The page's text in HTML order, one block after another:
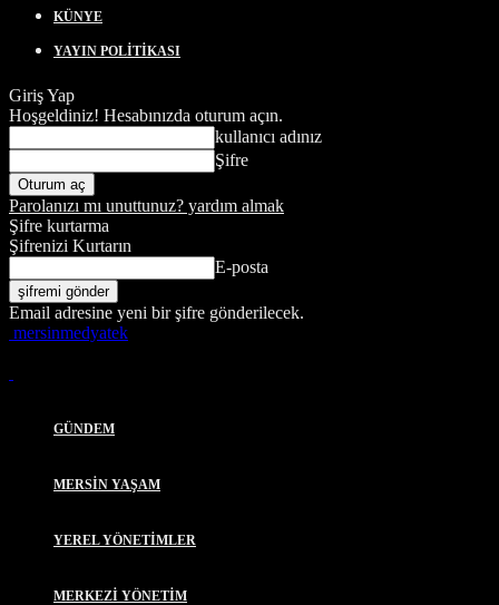
KÜNYE
YAYIN POLİTİKASI
Giriş Yap
Hoşgeldiniz! Hesabınızda oturum açın.
kullanıcı adınız
Şifre
Parolanızı mı unuttunuz? yardım almak
Şifre kurtarma
Şifrenizi Kurtarın
E-posta
Email adresine yeni bir şifre gönderilecek.
mersinmedyatek
GÜNDEM
MERSİN YAŞAM
YEREL YÖNETİMLER
MERKEZİ YÖNETİM